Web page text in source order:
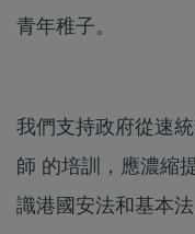
青年稚子。
我們支持政府從速
師 的培訓，應濃縮
識港國安法和基本